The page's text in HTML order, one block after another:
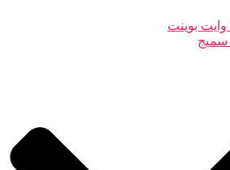
وايت بوينت
سميج